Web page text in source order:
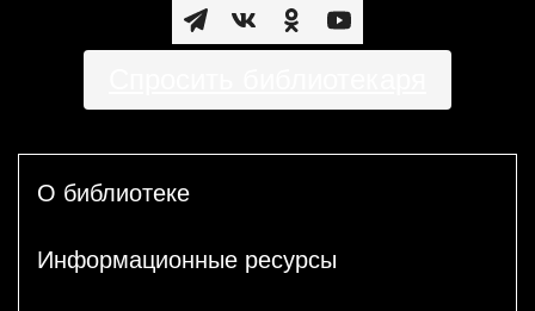
О библиотеке
Информационные ресурсы